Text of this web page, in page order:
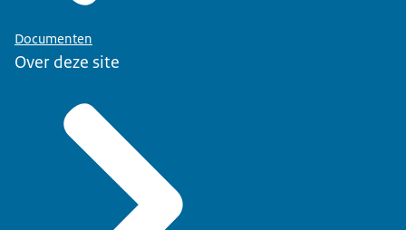
Documenten
Over deze site